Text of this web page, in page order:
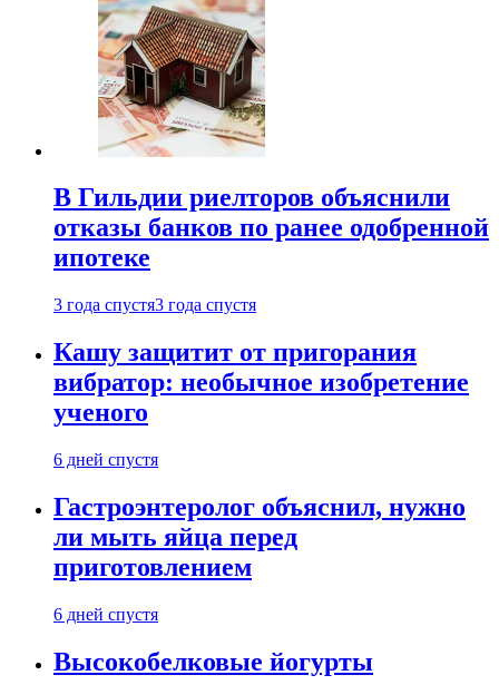
В Гильдии риелторов объяснили
отказы банков по ранее одобренной
ипотеке
3 года спустя3 года спустя
Кашу защитит от пригорания
вибратор: необычное изобретение
ученого
6 дней спустя
Гастроэнтеролог объяснил, нужно
ли мыть яйца перед
приготовлением
6 дней спустя
Высокобелковые йогурты